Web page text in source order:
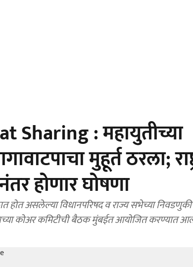
Sharing : महायुतीच्या
मुहूर्त ठरला;
होणार घोषणा
असलेल्या विधानपरिषद व राज्य सभेच्या
कोअर कमिटीची बैठक मुंबईत आयोजित करण्यात